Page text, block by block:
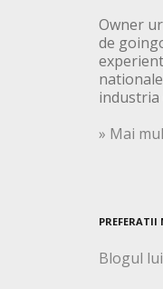
Owner
de
industria
» Mai
PREFERATII
Blogul